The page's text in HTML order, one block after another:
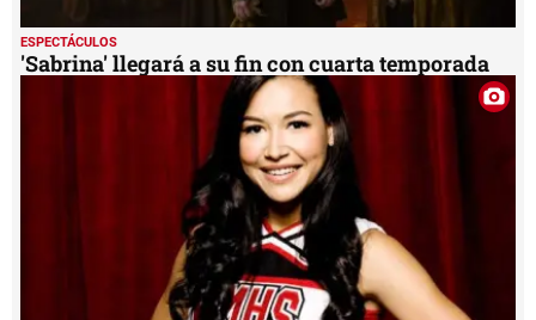
ESPECTÁCULOS
'Sabrina' llegará a su fin con cuarta temporada